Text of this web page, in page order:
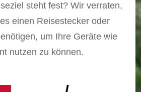
steht fest? Wir verraten,
einen Reisestecker oder
um Ihre Geräte wie
nutzen zu können.